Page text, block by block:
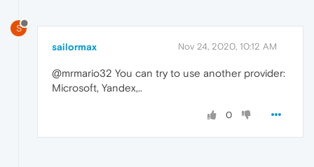
S
sailormax Nov 24, 2020, 10:12 AM
@mrmario32 You can try to use another provider:
Microsoft, Yandex,..
0